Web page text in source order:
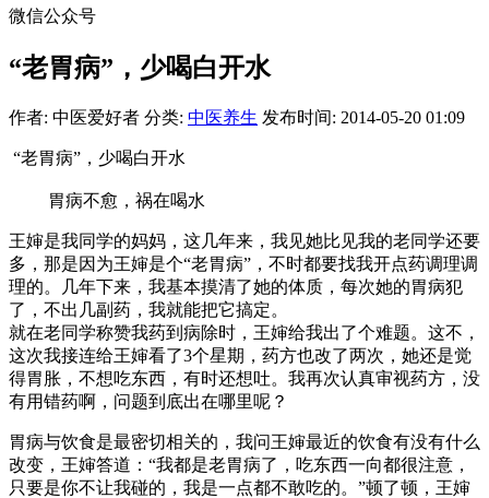
微信公众号
“老胃病”，少喝白开水
作者: 中医爱好者 分类: 中医养生 发布时间: 2014-05-20 01:09
“老胃病”，少喝白开水
胃病不愈，祸在喝水
王婶是我同学的妈妈，这几年来，我见她比见我的老同学还要
多，那是因为王婶是个“老胃病”，不时都要找我开点药调理调
理的。几年下来，我基本摸清了她的体质，每次她的胃病犯
了，不出几副药，我就能把它搞定。
就在老同学称赞我药到病除时，王婶给我出了个难题。这不，
这次我接连给王婶看了3个星期，药方也改了两次，她还是觉
得胃胀，不想吃东西，有时还想吐。我再次认真审视药方，没
有用错药啊，问题到底出在哪里呢？
胃病与饮食是最密切相关的，我问王婶最近的饮食有没有什么
改变，王婶答道：“我都是老胃病了，吃东西一向都很注意，
只要是你不让我碰的，我是一点都不敢吃的。”顿了顿，王婶